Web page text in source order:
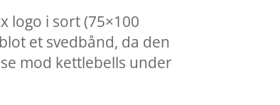
logo i sort (75×100
et svedbånd, da den
mod kettlebells under